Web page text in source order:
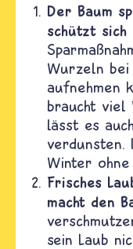
Der Baum
schützt
Wurzeln
aufnehmen
braucht viel
lässt es
verdunsten.
Winter
Frisches
macht den
sein Laub